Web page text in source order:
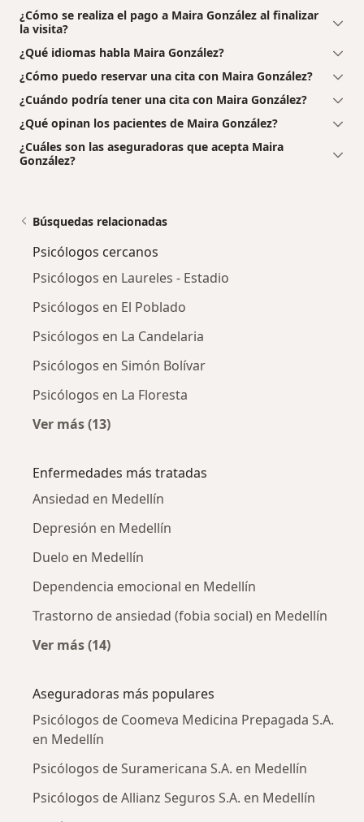
¿Cómo se realiza el pago a Maira González al finalizar
la visita?
¿Qué idiomas habla Maira González?
¿Cómo puedo reservar una cita con Maira González?
¿Cuándo podría tener una cita con Maira González?
¿Qué opinan los pacientes de Maira González?
¿Cuáles son las aseguradoras que acepta Maira
González?
Búsquedas relacionadas
Psicólogos cercanos
Psicólogos en Laureles - Estadio
Psicólogos en El Poblado
Psicólogos en La Candelaria
Psicólogos en Simón Bolívar
Psicólogos en La Floresta
Ver más (13)
Enfermedades más tratadas
Ansiedad en Medellín
Depresión en Medellín
Duelo en Medellín
Dependencia emocional en Medellín
Trastorno de ansiedad (fobia social) en Medellín
Ver más (14)
Aseguradoras más populares
Psicólogos de Coomeva Medicina Prepagada S.A.
en Medellín
Psicólogos de Suramericana S.A. en Medellín
Psicólogos de Allianz Seguros S.A. en Medellín